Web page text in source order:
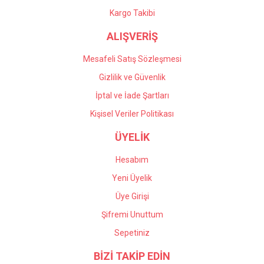
Gönder
Kargo Takibi
ALIŞVERİŞ
Mesafeli Satış Sözleşmesi
Gizlilik ve Güvenlik
İptal ve İade Şartları
Kişisel Veriler Politikası
ÜYELİK
Hesabım
Yeni Üyelik
Üye Girişi
Şifremi Unuttum
Sepetiniz
BİZİ TAKİP EDİN